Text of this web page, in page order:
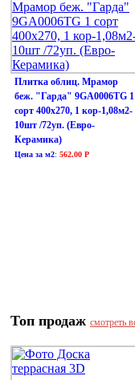
Плитка облиц. Мрамор
беж. "Гарда" 9GA0006TG 1
сорт 400х270, 1 кор-1,08м2-
10шт /72уп. (Евро-
Керамика)
Цена за м2: 562.00 Р
Топ продаж смотреть